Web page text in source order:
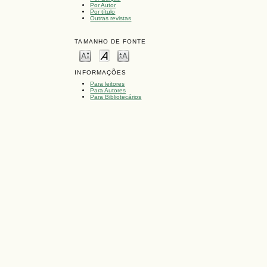
Por Autor
Por título
Outras revistas
TAMANHO DE FONTE
INFORMAÇÕES
Para leitores
Para Autores
Para Bibliotecários